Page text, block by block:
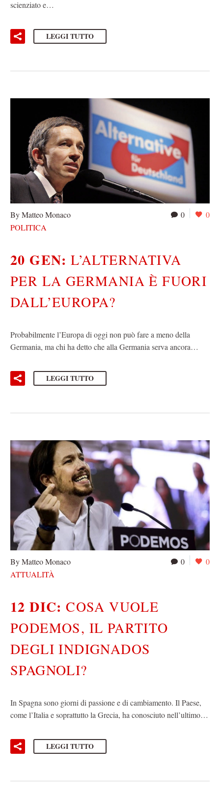
scienziato e…
LEGGI TUTTO
0 0
By Matteo Monaco
POLITICA
20 GEN:L’ALTERNATIVA
PER LA GERMANIA È FUORI
DALL’EUROPA?
Probabilmente l’Europa di oggi non può fare a meno della
Germania, ma chi ha detto che alla Germania serva ancora…
LEGGI TUTTO
0 0
By Matteo Monaco
ATTUALITÀ
12 DIC:COSA VUOLE
PODEMOS, IL PARTITO
DEGLI INDIGNADOS
SPAGNOLI?
In Spagna sono giorni di passione e di cambiamento. Il Paese,
come l’Italia e soprattutto la Grecia, ha conosciuto nell’ultimo…
LEGGI TUTTO